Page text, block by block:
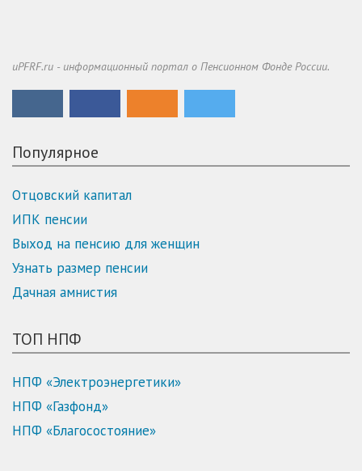
uPFRF.ru - информационный портал о Пенсионном Фонде России.
Популярное
Отцовский капитал
ИПК пенсии
Выход на пенсию для женщин
Узнать размер пенсии
Дачная амнистия
ТОП НПФ
НПФ «Электроэнергетики»
НПФ «Газфонд»
НПФ «Благосостояние»